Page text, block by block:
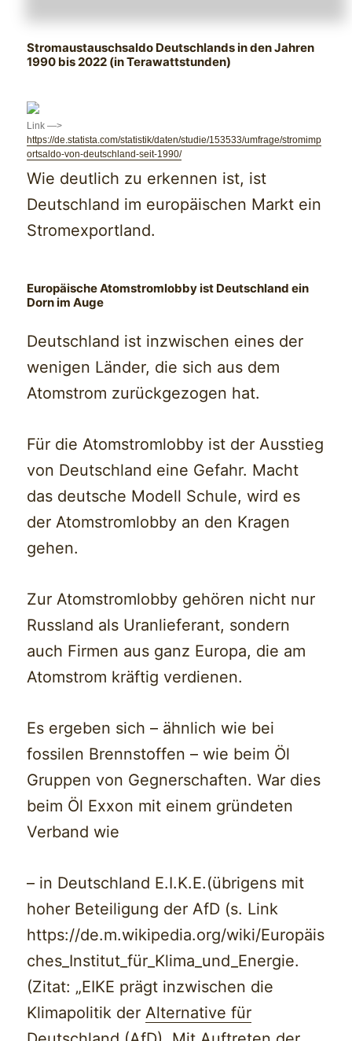
Stromaustauschsaldo Deutschlands in den Jahren
1990 bis 2022 (in Terawattstunden)
Link —>
https://de.statista.com/statistik/daten/studie/153533/umfrage/stromimp
ortsaldo-von-deutschland-seit-1990/
Wie deutlich zu erkennen ist, ist
Deutschland im europäischen Markt ein
Stromexportland.
Europäische Atomstromlobby ist Deutschland ein
Dorn im Auge
Deutschland ist inzwischen eines der
wenigen Länder, die sich aus dem
Atomstrom zurückgezogen hat.
Für die Atomstromlobby ist der Ausstieg
von Deutschland eine Gefahr. Macht
das deutsche Modell Schule, wird es
der Atomstromlobby an den Kragen
gehen.
Zur Atomstromlobby gehören nicht nur
Russland als Uranlieferant, sondern
auch Firmen aus ganz Europa, die am
Atomstrom kräftig verdienen.
Es ergeben sich – ähnlich wie bei
fossilen Brennstoffen – wie beim Öl
Gruppen von Gegnerschaften. War dies
beim Öl Exxon mit einem gründeten
Verband wie
– in Deutschland E.I.K.E.(übrigens mit
hoher Beteiligung der AfD (s. Link
https://de.m.wikipedia.org/wiki/Europäis
ches_Institut_für_Klima_und_Energie.
(Zitat: „EIKE prägt inzwischen die
Klimapolitik derAlternative für